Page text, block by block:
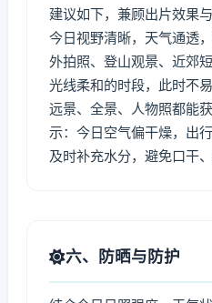
建议如下，兼顾出片效果与
今日视野清晰，天气通透
外拍照、登山观景、近郊
光线柔和的时段，此时不
远景、全景、人物照都能
示：今日空气偏干燥，出
及时补充水分，避免口干、
六、防晒与防护